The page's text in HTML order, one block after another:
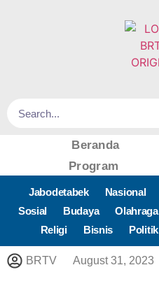
Beranda
Program
Jabodetabek Nasional
Sosial
Budaya Olahraga
Religi
Bisnis Politik
BRTV August 31, 2023